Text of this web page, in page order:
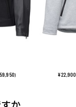
) ¥22,900